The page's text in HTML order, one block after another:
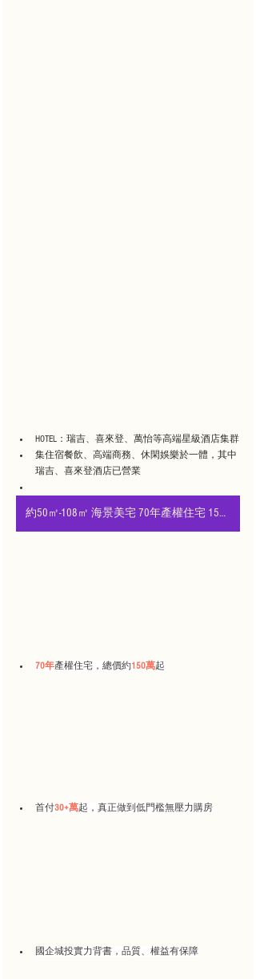
HOTEL：瑞吉、喜來登、萬怡等高端星級酒店集群
集住宿餐飲、高端商務、休閑娛樂於一體，其中
瑞吉、喜來登酒店已營業
約50㎡-108㎡ 海景美宅 70年產權住宅 150萬起
70年產權住宅，總價約150萬起
首付30+萬起，真正做到低門檻無壓力購房
國企城投實力背書，品質、權益有保障